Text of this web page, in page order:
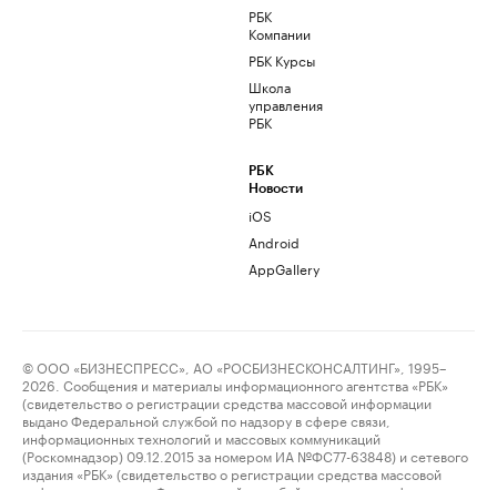
РБК
Компании
РБК Курсы
Школа
управления
РБК
РБК
Новости
iOS
Android
AppGallery
© ООО «БИЗНЕСПРЕСС», АО «РОСБИЗНЕСКОНСАЛТИНГ», 1995–
2026. Сообщения и материалы информационного агентства «РБК»
(свидетельство о регистрации средства массовой информации
выдано Федеральной службой по надзору в сфере связи,
информационных технологий и массовых коммуникаций
(Роскомнадзор) 09.12.2015 за номером ИА №ФС77-63848) и сетевого
издания «РБК» (свидетельство о регистрации средства массовой